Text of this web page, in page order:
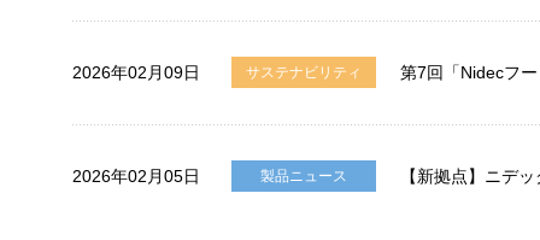
2026年02月09日 サステナビリティ 第7回「Nidecフ
2026年02月05日 製品ニュース 【新拠点】ニデ